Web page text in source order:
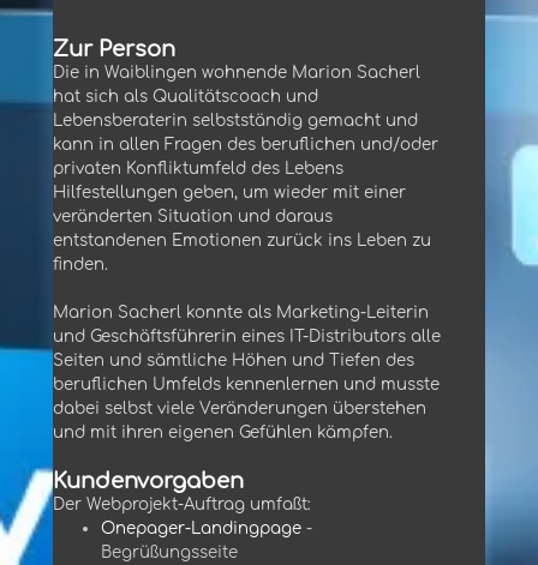
Zur Person
Die in Waiblingen wohnende Marion Sacherl
hat sich als Qualitätscoach und
Lebensberaterin selbstständig gemacht und
kann in allen Fragen des beruflichen und/oder
privaten Konfliktumfeld des Lebens
Hilfestellungen geben, um wieder mit einer
veränderten Situation und daraus
entstandenen Emotionen zurück ins Leben zu
finden.
Marion Sacherl konnte als Marketing-Leiterin
und Geschäftsführerin eines IT-Distributors alle
Seiten und sämtliche Höhen und Tiefen des
beruflichen Umfelds kennenlernen und musste
dabei selbst viele Veränderungen überstehen
und mit ihren eigenen Gefühlen kämpfen.
Kundenvorgaben
Der Webprojekt-Auftrag umfaßt:
Onepager-Landingpage -
Begrüßungsseite